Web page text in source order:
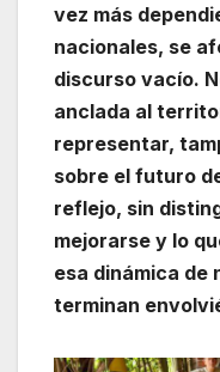
vez más
nacionales, se
discurso vacío.
anclada al
representar,
sobre el futuro
reflejo, sin
mejorarse y lo
esa dinámica de
terminan